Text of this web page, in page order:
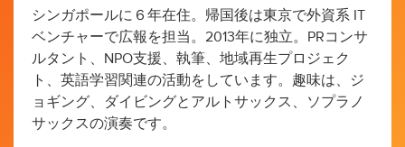
シンガポールに６年在住。帰国後は東京で外資系 IT
ベンチャーで広報を担当。2013年に独立。PRコンサ
ルタント、NPO支援、執筆、地域再生プロジェク
ト、英語学習関連の活動をしています。趣味は、ジ
ョギング、ダイビングとアルトサックス、ソプラノ
サックスの演奏です。